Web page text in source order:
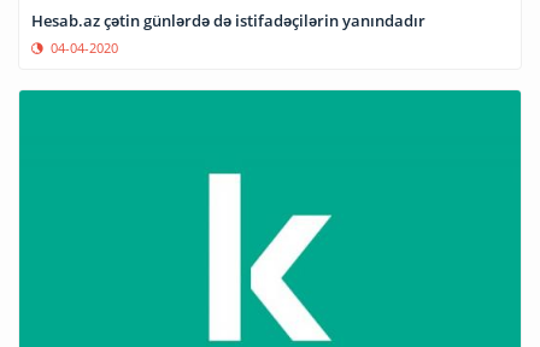
Hesab.az çətin günlərdə də istifadəçilərin yanındadır
04-04-2020